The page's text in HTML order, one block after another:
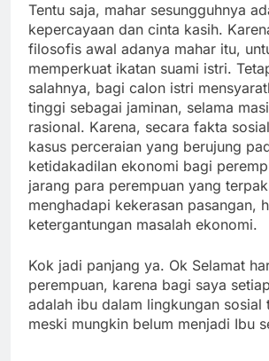
Tentu saja, mahar sesungguhnya
kepercayaan dan cinta kasih.
filosofis awal adanya mahar itu,
memperkuat ikatan suami istri.
salahnya, bagi calon istri
tinggi sebagai jaminan, selama
rasional. Karena, secara fakta
kasus perceraian yang berujung
ketidakadilan ekonomi bagi
jarang para perempuan yang
menghadapi kekerasan pasangan,
ketergantungan masalah ekonomi.
Kok jadi panjang ya. Ok Selamat
perempuan, karena bagi saya
adalah ibu dalam lingkungan sosial
meski mungkin belum menjadi Ibu